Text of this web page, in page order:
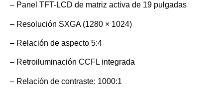
– Panel TFT-LCD de matriz activa de 19 pulgadas
– Resolución SXGA (1280 × 1024)
– Relación de aspecto 5:4
– Retroiluminación CCFL integrada
– Relación de contraste: 1000:1